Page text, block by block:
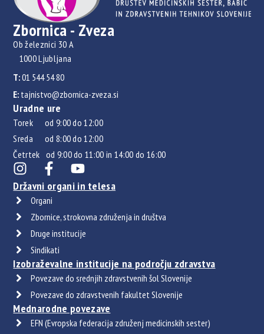
Zbornica - Zveza
Ob železnici 30 A
1000 Ljubljana
T:01 544 54 80
E: tajnistvo@zbornica-zveza.si
Uradne ure
Torek od 9:00 do 12:00
Sreda od 8:00 do 12:00
Četrtek od 9:00 do 11:00 in 14:00 do 16:00
Državni organi in telesa
Organi
Zbornice, strokovna združenja in društva
Druge institucije
Sindikati
Izobraževalne institucije na področju zdravstva
Povezave do srednjih zdravstvenih šol Slovenije
Povezave do zdravstvenih fakultet Slovenije
Mednarodne povezave
EFN (Evropska federacija združenj medicinskih sester)